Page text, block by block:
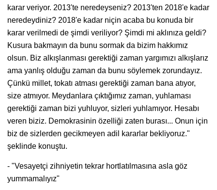
karar veriyor. 2013'te neredeyseniz? 2013'ten 2018'e kadar
neredeydiniz? 2018'e kadar niçin acaba bu konuda bir
karar verilmedi de şimdi veriliyor? Şimdi mi aklınıza geldi?
Kusura bakmayın da bunu sormak da bizim hakkımız
olsun. Biz alkışlanması gerektiği zaman yargımızı alkışlarız
ama yanlış olduğu zaman da bunu söylemek zorundayız.
Çünkü millet, tokatı atması gerektiği zaman bana atıyor,
size atmıyor. Meydanlara çıktığımız zaman, yuhlaması
gerektiği zaman bizi yuhluyor, sizleri yuhlamıyor. Hesabı
veren biziz. Demokrasinin özelliği zaten burası... Onun için
biz de sizlerden gecikmeyen adil kararlar bekliyoruz."
şeklinde konuştu.
- "Vesayetçi zihniyetin tekrar hortlatılmasına asla göz
yummamalıyız"